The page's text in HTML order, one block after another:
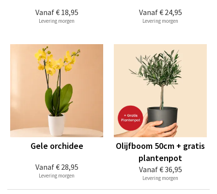
Vanaf€ 18,95
Levering morgen
Vanaf€ 24,95
Levering morgen
Vanaf€ 28,95
Gele orchidee
Levering morgen
Vanaf€ 36,95
Olijfboom 50cm + gratis
plantenpot
Levering morgen